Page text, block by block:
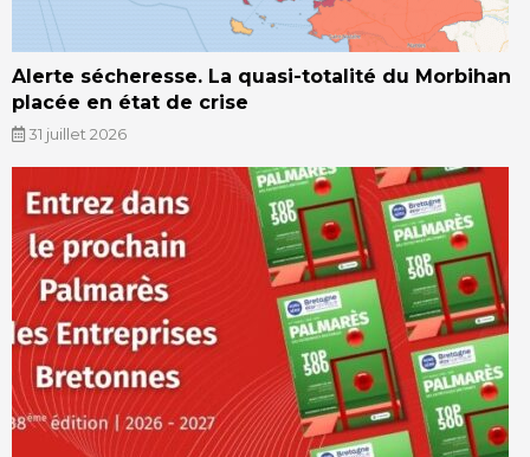
Alerte sécheresse. La quasi-totalité du Morbihan
placée en état de crise
31 juillet 2026